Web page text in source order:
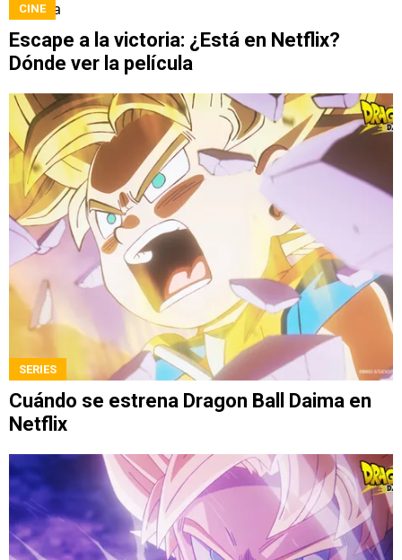
CINE
Escape a la victoria: ¿Está en Netflix?
Dónde ver la película
SERIES
Cuándo se estrena Dragon Ball Daima en
Netflix